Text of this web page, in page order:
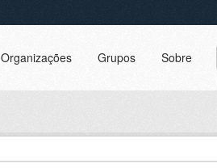
Organizações Grupos Sobre